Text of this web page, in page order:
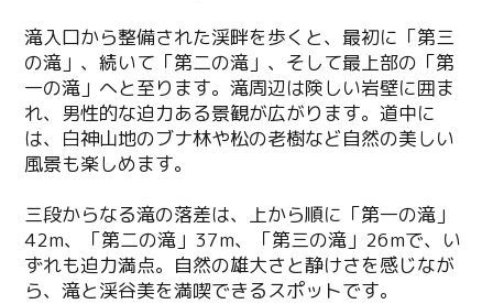
滝入口から整備された渓畔を歩くと、最初に「第三
の滝」、続いて「第二の滝」、そして最上部の「第
一の滝」へと至ります。滝周辺は険しい岩壁に囲ま
れ、男性的な迫力ある景観が広がります。道中に
は、白神山地のブナ林や松の老樹など自然の美しい
風景も楽しめます。
三段からなる滝の落差は、上から順に「第一の滝」
42m、「第二の滝」37m、「第三の滝」26mで、い
ずれも迫力満点。自然の雄大さと静けさを感じなが
ら、滝と渓谷美を満喫できるスポットです。